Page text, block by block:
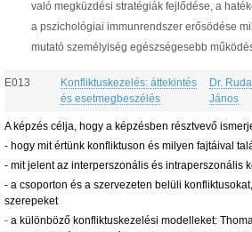
való megküzdési stratégiák fejlődése, a
a pszichológiai immunrendszer erősödése
mutató személyiség egészségesebb
E013
Konfliktuskezelés: áttekintés
és esetmegbeszélés
Dr.
János
A képzés célja, hogy a képzésben résztvevő
- hogy mit értünk konfliktuson és milyen fajtáival
- mit jelent az interperszonális és intraperszonális
- a csoporton és a szervezeten belüli
szerepeket
- a különböző konfliktuskezelési modelleket: